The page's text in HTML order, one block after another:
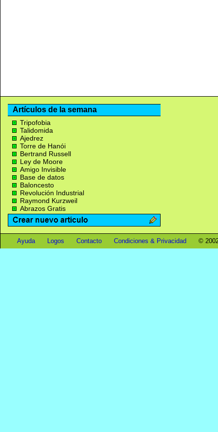
Artículos de la semana
Tripofobia
Talidomida
Ajedrez
Torre de Hanói
Bertrand Russell
Ley de Moore
Amigo Invisible
Base de datos
Baloncesto
Revolución Industrial
Raymond Kurzweil
Abrazos Gratis
Ayuda Logos Contacto Condiciones & Privacidad ©